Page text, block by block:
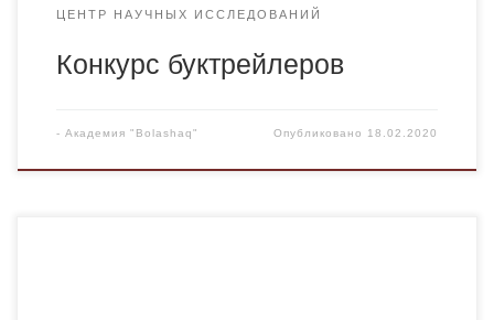
ЦЕНТР НАУЧНЫХ ИССЛЕДОВАНИЙ
Конкурс буктрейлеров
- Академия "Bolashaq" Опубликовано 18.02.2020